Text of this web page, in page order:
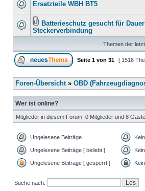
Ersatzteile WBH BT5
Batterieschutz gesucht für
Steckerverbindung
Themen der
Seite 1 von 31 [ 1516
Foren-Übersicht» OBD
Wer ist online?
Mitglieder in diesem Forum: 0 Mitglieder und 8 Gäste
Ungelesene Beiträge
Ungelesene Beiträge [ beliebt ]
Ungelesene Beiträge [ gesperrt ]
Suche nach: